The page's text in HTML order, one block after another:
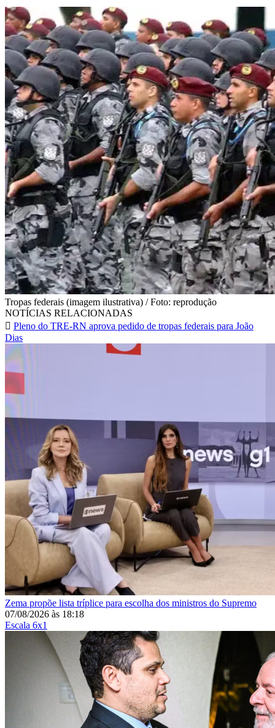
Tropas federais (imagem ilustrativa) / Foto: reprodução
NOTÍCIAS RELACIONADAS
Pleno do TRE-RN aprova pedido de tropas federais para João
Dias
Zema propõe lista tríplice para escolha dos ministros do Supremo
07/08/2026 às 18:18
Escala 6x1